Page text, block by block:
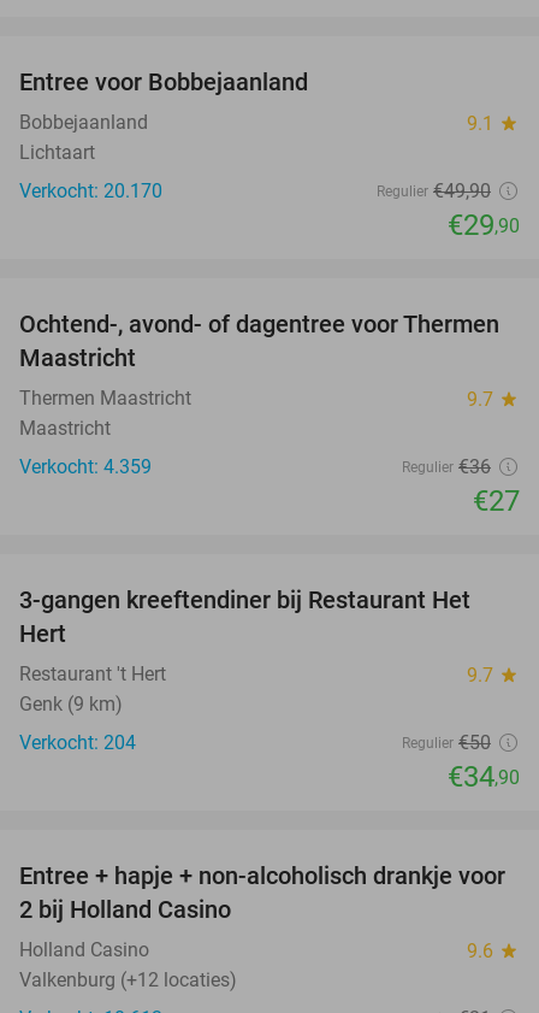
Entree voor Bobbejaanland
Bobbejaanland 9.1 star
Lichtaart
Verkocht: 20.170
Regulier €49,90
€29,90
25%
Ochtend-, avond- of dagentree voor Thermen
Maastricht
Thermen Maastricht 9.7 star
Maastricht
Verkocht: 4.359
Regulier €36
€27
30%
3-gangen kreeftendiner bij Restaurant Het
Hert
Restaurant 't Hert 9.7 star
Genk (9 km)
Verkocht: 204
Regulier €50
€34,90
52%
Entree + hapje + non-alcoholisch drankje voor
2 bij Holland Casino
Holland Casino 9.6 star
Valkenburg (+12 locaties)